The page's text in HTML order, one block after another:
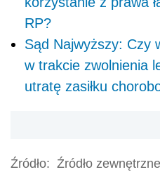
RP?
Sąd Najwyższy: Czy
w trakcie zwolnienia
utratę zasiłku
Źródło: Źródło zewnętrzne